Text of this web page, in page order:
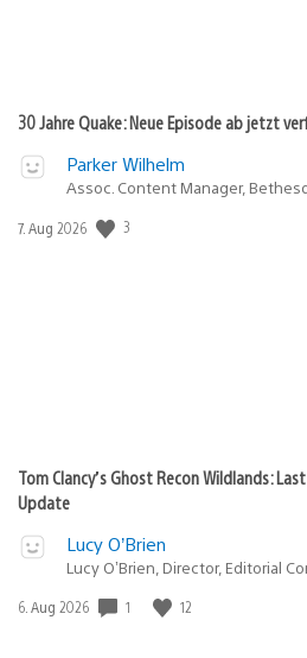
30 Jahre Quake: Neue Episode ab jetzt
Parker Wilhelm
Assoc. Content Manager,
Veröffentlichungsdatum:
7. Aug 2026 3
Tom Clancy’s Ghost Recon Wildlands:
Update
Lucy O’Brien
Lucy O’Brien, Director, Editorial
Veröffentlichungsdatum:
6. Aug 2026 1 12